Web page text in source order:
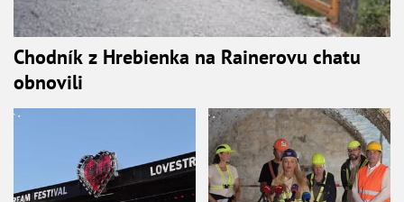
Chodník z Hrebienka na Rainerovu chatu
obnovili